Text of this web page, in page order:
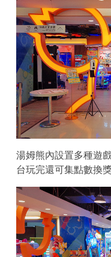
湯姆熊內設置多種遊
台玩完還可集點數換獎